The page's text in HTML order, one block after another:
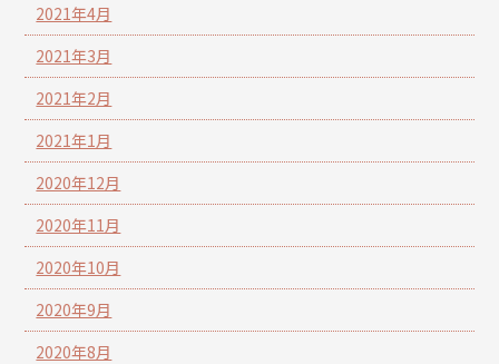
2021年4月
2021年3月
2021年2月
2021年1月
2020年12月
2020年11月
2020年10月
2020年9月
2020年8月